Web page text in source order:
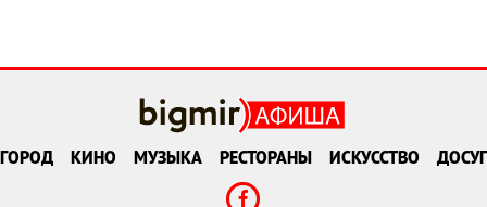
ГОРОД КИНО МУЗЫКА РЕСТОРАНЫ ИСКУССТВО ДОСУГ